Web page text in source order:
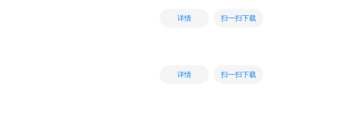
详情 扫一扫下载
详情 扫一扫下载